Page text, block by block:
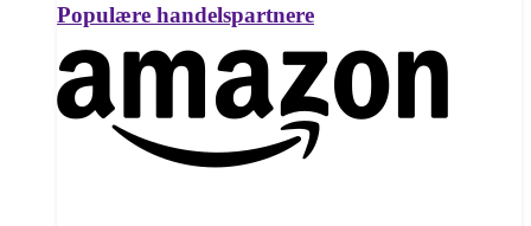
Populære handelspartnere